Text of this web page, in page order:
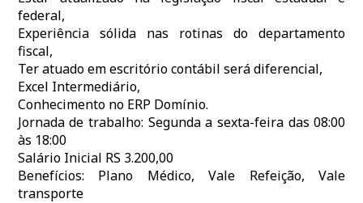
federal,
Experiência sólida nas rotinas do departamento
fiscal,
Ter atuado em escritório contábil será diferencial,
Excel Intermediário,
Conhecimento no ERP Domínio.
Jornada de trabalho: Segunda a sexta-feira das 08:00
às 18:00
Salário Inicial RS 3.200,00
Benefícios: Plano Médico, Vale Refeição, Vale
transporte